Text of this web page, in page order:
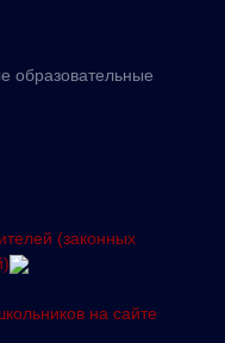
образовательные
(законных
на сайте